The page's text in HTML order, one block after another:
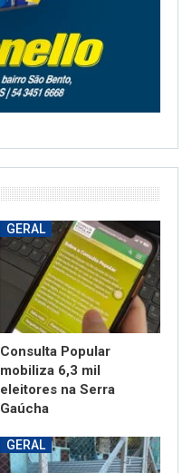
GERAL
Consulta Popular
mobiliza 6,3 mil
eleitores na Serra
Gaúcha
GERAL